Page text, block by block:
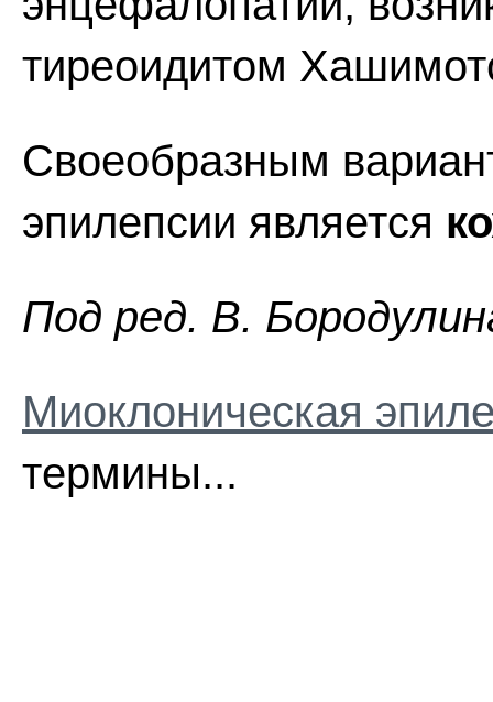
тиреоидитом
Своеобразным
эпилепсии является
Пoд peд. B.
Миоклоническая
термины...